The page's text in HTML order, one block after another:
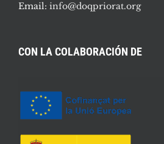
Email: info@doqpriorat.org
CON LA COLABORACIÓN DE